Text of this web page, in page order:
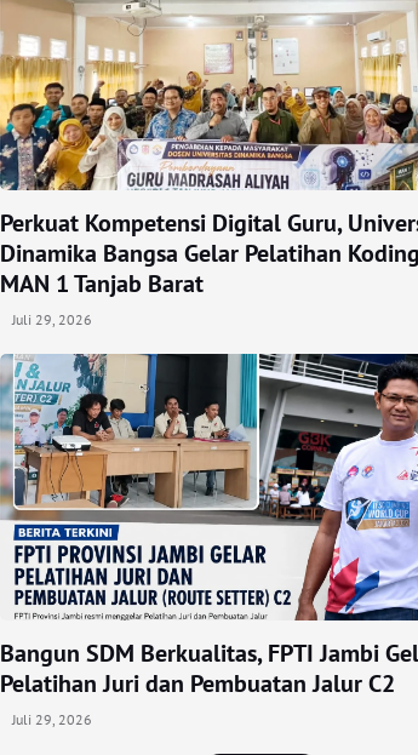
Perkuat Kompetensi Digital Guru,
Dinamika Bangsa Gelar Pelatihan
MAN 1 Tanjab Barat
Juli 29, 2026
Bangun SDM Berkualitas, FPTI Jambi
Pelatihan Juri dan Pembuatan Jalur C2
Juli 29, 2026